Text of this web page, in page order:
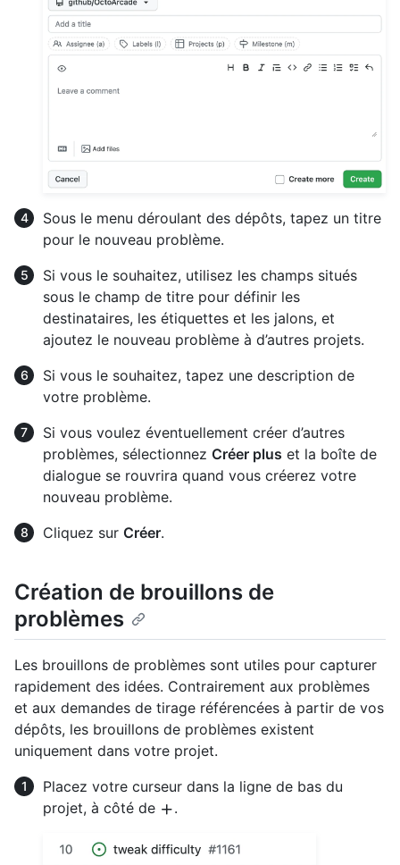
Sous le menu déroulant des dépôts, tapez un titre
pour le nouveau problème.
Si vous le souhaitez, utilisez les champs situés
sous le champ de titre pour définir les
destinataires, les étiquettes et les jalons, et
ajoutez le nouveau problème à d’autres projets.
Si vous le souhaitez, tapez une description de
votre problème.
Si vous voulez éventuellement créer d’autres
problèmes, sélectionnez Créer plus et la boîte de
dialogue se rouvrira quand vous créerez votre
nouveau problème.
Cliquez sur Créer.
Création de brouillons de
problèmes
Les brouillons de problèmes sont utiles pour capturer
rapidement des idées. Contrairement aux problèmes
et aux demandes de tirage référencées à partir de vos
dépôts, les brouillons de problèmes existent
uniquement dans votre projet.
Placez votre curseur dans la ligne de bas du
projet, à côté de
.